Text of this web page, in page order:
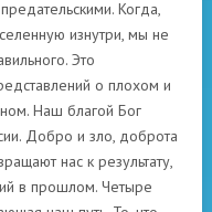
Когда,
изнутри, мы не
Это
о плохом и
Наш благой Бог
Добро и зло, доброта
нас к результату,
в прошлом. Четыре